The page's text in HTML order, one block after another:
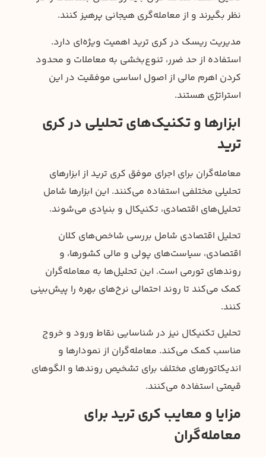
نظر بگیرند و از معامله‌گری هیجانی پرهیز کنند.
مدیریت ریسک در کری ترید اهمیت ویژه‌ای دارد.
استفاده از حد ضرر، تنوع‌بخشی به معاملات و محدود
کردن اهرم مالی از اصول اساسی موفقیت در این
استراتژی هستند.
ابزارها و تکنیک‌های تحلیلی در کری
ترید
معامله‌گران برای اجرای موفق کری ترید از ابزارهای
تحلیلی مختلفی استفاده می‌کنند. این ابزارها شامل
تحلیل‌های اقتصادی، تکنیکال و بنیادی می‌شوند.
تحلیل اقتصادی شامل بررسی شاخص‌های کلان
اقتصادی، سیاست‌های پولی و مالی کشورها، و
روندهای تورمی است. این تحلیل‌ها به معامله‌گران
کمک می‌کند تا روند احتمالی نرخ‌های بهره را پیش‌بینی
کنند.
تحلیل تکنیکال نیز در شناسایی نقاط ورود و خروج
مناسب کمک می‌کند. معامله‌گران از نمودارها و
اندیکاتورهای مختلف برای تشخیص روندها و الگوهای
قیمتی استفاده می‌کنند.
مزایا و معایب کری ترید برای
معامله‌گران